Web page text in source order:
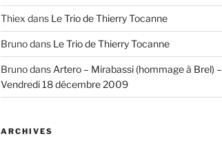
Thiex dans Le Trio de Thierry Tocanne
Brunodans Le Trio de Thierry Tocanne
Brunodans Artero – Mirabassi (hommage à Brel) –
Vendredi 18 décembre 2009
ARCHIVES